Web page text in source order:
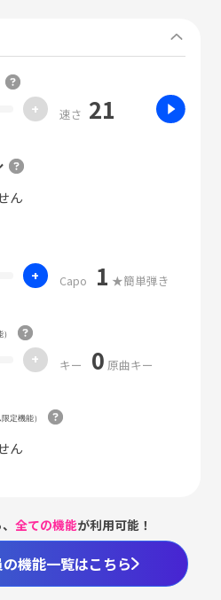
+ 速さ 21
ん
+ Capo 1 ★簡単弾き
+ キー 0 原曲キー
定機能）
ん
、全ての機能が利用可能！
機能一覧はこちら